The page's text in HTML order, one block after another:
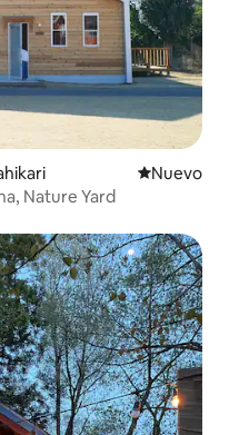
Lugar
Nuevo
Nature Yard